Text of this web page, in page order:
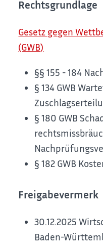
Rechtsgrundlage
Gesetz gegen
(GWB)
§§ 155 - 184
§ 134 GWB
§ 180 GWB
§ 182 GWB
Freigabevermerk
30.12.2025
Baden-